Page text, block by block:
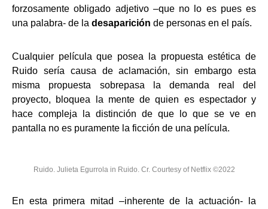
forzosamente obligado adjetivo –que no lo es pues es
una palabra- de la desaparición de personas en el país.
Cualquier película que posea la propuesta estética de
Ruido sería causa de aclamación, sin embargo esta
misma propuesta sobrepasa la demanda real del
proyecto, bloquea la mente de quien es espectador y
hace compleja la distinción de que lo que se ve en
pantalla no es puramente la ficción de una película.
Ruido. Julieta Egurrola in Ruido. Cr. Courtesy of Netflix ©2022
En esta primera mitad –inherente de la actuación- la